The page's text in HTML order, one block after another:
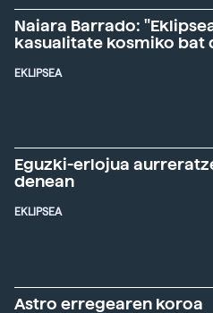
Naiara Barrado:
kasualitate kosmiko bat
EKLIPSEA
Eguzki-erlojua
denean
EKLIPSEA
Astro erregearen koroa